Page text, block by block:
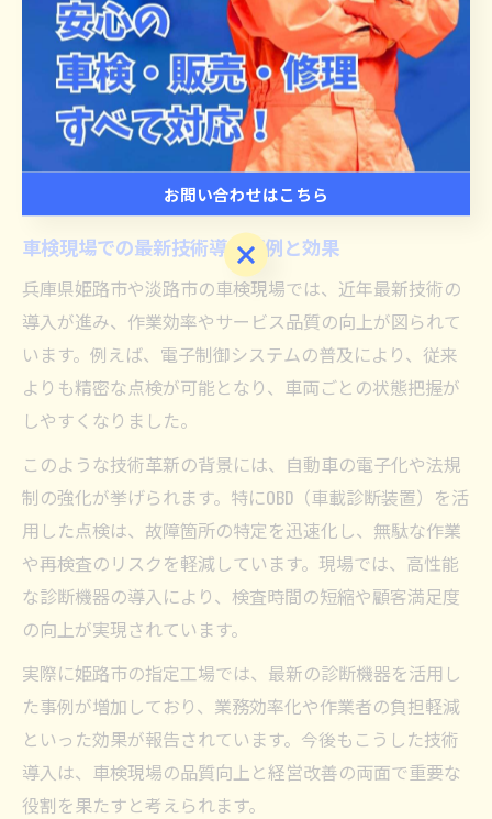
の対応も重要です。地域の整備工場や業界団体が協力
し、持続可能な雇用環境の整備に努めることが、車検市
場のさらなる発展のカギとなります。
自動車整備業界の車検動向と最新技術
車検現場での最新技術導入事例と効果
兵庫県姫路市や淡路市の車検現場では、近年最新技術の
導入が進み、作業効率やサービス品質の向上が図られて
います。例えば、電子制御システムの普及により、従来
よりも精密な点検が可能となり、車両ごとの状態把握が
しやすくなりました。
このような技術革新の背景には、自動車の電子化や法規
制の強化が挙げられます。特にOBD（車載診断装置）を活
用した点検は、故障箇所の特定を迅速化し、無駄な作業
や再検査のリスクを軽減しています。現場では、高性能
な診断機器の導入により、検査時間の短縮や顧客満足度
の向上が実現されています。
実際に姫路市の指定工場では、最新の診断機器を活用し
た事例が増加しており、業務効率化や作業者の負担軽減
といった効果が報告されています。今後もこうした技術
導入は、車検現場の品質向上と経営改善の両面で重要な
役割を果たすと考えられます。
お問い合わせはこちら
お問い合わせはこちら